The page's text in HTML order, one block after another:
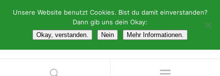
Unsere Website benutzt Cookies. Bist du damit einverstanden?
Dann gib uns dein Okay:
Okay, verstanden. Nein Mehr Informationen.